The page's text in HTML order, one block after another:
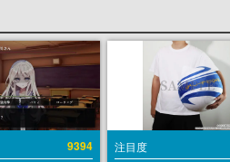
9394 注目度